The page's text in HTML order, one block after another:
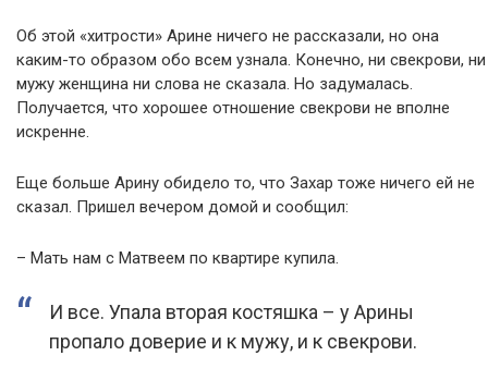
Об этой «хитрости» Арине ничего не рассказали, но она
каким-то образом обо всем узнала. Конечно, ни свекрови, ни
мужу женщина ни слова не сказала. Но задумалась.
Получается, что хорошее отношение свекрови не вполне
искренне.
Еще больше Арину обидело то, что Захар тоже ничего ей не
сказал. Пришел вечером домой и сообщил:
– Мать нам с Матвеем по квартире купила.
И все. Упала вторая костяшка – у Арины
пропало доверие и к мужу, и к свекрови.